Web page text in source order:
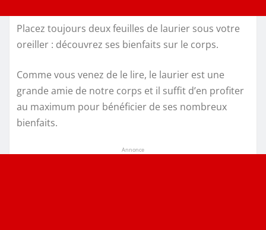
Placez toujours deux feuilles de laurier sous votre
oreiller : découvrez ses bienfaits sur le corps.
Comme vous venez de le lire, le laurier est une
grande amie de notre corps et il suffit d’en profiter
au maximum pour bénéficier de ses nombreux
bienfaits.
Annonce